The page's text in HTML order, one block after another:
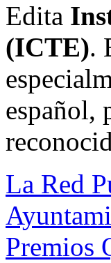
Edita
(ICTE).
español,
La Red
Premios